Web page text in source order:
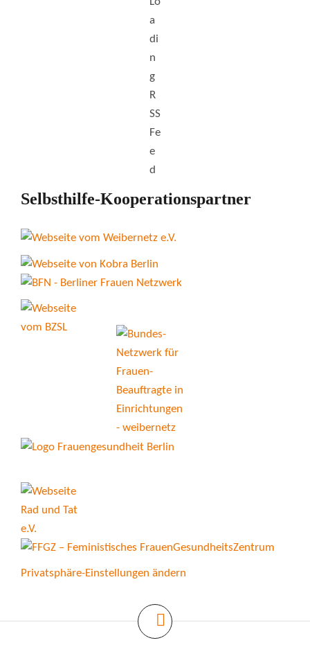
Selbsthilfe-Kooperationspartner
Privatsphäre-Einstellungen ändern